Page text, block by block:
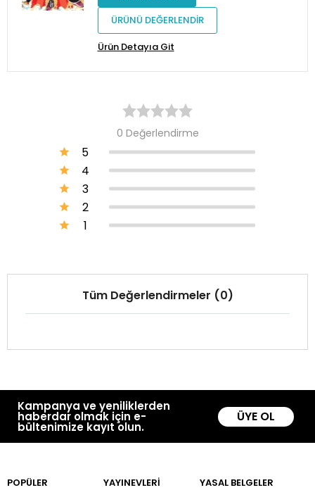
ÜRÜNÜ DEĞERLENDİR
Ürün Detayıa Git
0 Değerlendirme
5
4
3
2
1
Tüm Değerlendirmeler (0)
Kampanya ve yeniliklerden
haberdar olmak için e-
bültenimize kayıt olun.
ÜYE OL
POPÜLER YAYINEVLERİ YASAL BELGELER